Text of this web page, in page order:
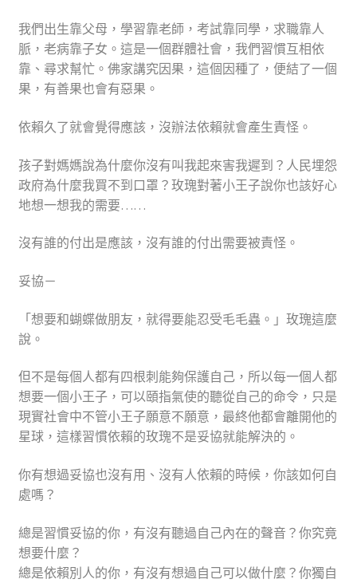
我們出生靠父母，學習靠老師，考試靠同學，求職靠人
脈，老病靠子女。這是一個群體社會，我們習慣互相依
靠、尋求幫忙。佛家講究因果，這個因種了，便結了一個
果，有善果也會有惡果。
依賴久了就會覺得應該，沒辦法依賴就會產生責怪。
孩子對媽媽說為什麼你沒有叫我起來害我遲到？人民埋怨
政府為什麼我買不到口罩？玫瑰對著小王子說你也該好心
地想一想我的需要……
沒有誰的付出是應該，沒有誰的付出需要被責怪。
妥協－
「想要和蝴蝶做朋友，就得要能忍受毛毛蟲。」玫瑰這麼
說。
但不是每個人都有四根刺能夠保護自己，所以每一個人都
想要一個小王子，可以頤指氣使的聽從自己的命令，只是
現實社會中不管小王子願意不願意，最終他都會離開他的
星球，這樣習慣依賴的玫瑰不是妥協就能解決的。
你有想過妥協也沒有用、沒有人依賴的時候，你該如何自
處嗎？
總是習慣妥協的你，有沒有聽過自己內在的聲音？你究竟
想要什麼？
總是依賴別人的你，有沒有想過自己可以做什麼？你獨自